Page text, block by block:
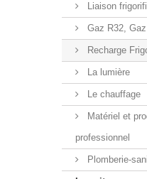
Liaison
Gaz R32,
Recharge
La lumière
Le chauffage
Matériel et
professionnel
Plomberie-